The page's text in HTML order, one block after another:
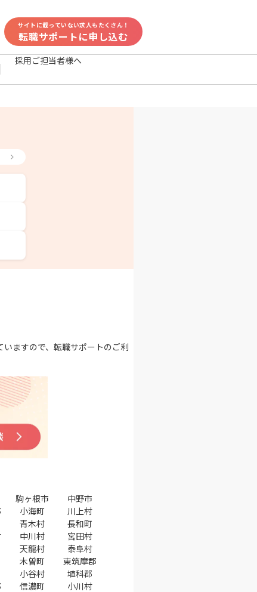
サイトに載っていない求人もたくさん！
転職サポートに申し込む
採用ご担当者様へ
ますので、転職サポートのご利
駒ヶ根市
中野市
小海町
川上村
青木村
長和町
中川村
宮田村
天龍村
泰阜村
木曽町
東筑摩郡
小谷村
埴科郡
信濃町
小川村